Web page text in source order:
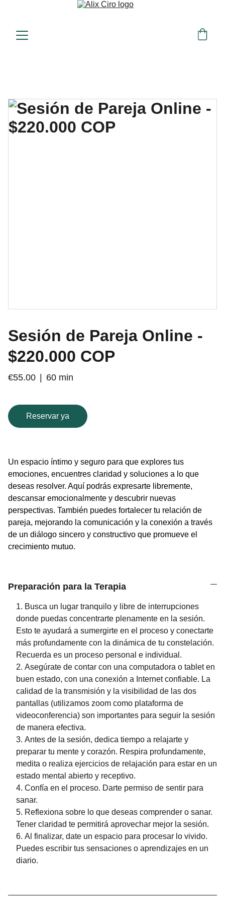
Sesión de Pareja Online -
$220.000 COP
€55.00 60 min
Reservar ya
Un espacio íntimo y seguro para que explores tus
emociones, encuentres claridad y soluciones a lo que
deseas resolver. Aquí podrás expresarte libremente,
descansar emocionalmente y descubrir nuevas
perspectivas. También puedes fortalecer tu relación de
pareja, mejorando la comunicación y la conexión a través
de un diálogo sincero y constructivo que promueve el
crecimiento mutuo.
Preparación para la Terapia
Busca un lugar tranquilo y libre de interrupciones
donde puedas concentrarte plenamente en la sesión.
Esto te ayudará a sumergirte en el proceso y conectarte
más profundamente con la dinámica de tu constelación.
Recuerda es un proceso personal e individual.
Asegúrate de contar con una computadora o tablet en
buen estado, con una conexión a Internet confiable. La
calidad de la transmisión y la visibilidad de las dos
pantallas (utilizamos zoom como plataforma de
videoconferencia) son importantes para seguir la sesión
de manera efectiva.
Antes de la sesión, dedica tiempo a relajarte y
preparar tu mente y corazón. Respira profundamente,
medita o realiza ejercicios de relajación para estar en un
estado mental abierto y receptivo.
Confía en el proceso. Darte permiso de sentir para
sanar.
Reflexiona sobre lo que deseas comprender o sanar.
Tener claridad te permitirá aprovechar mejor la sesión.
Al finalizar, date un espacio para procesar lo vivido.
Puedes escribir tus sensaciones o aprendizajes en un
diario.